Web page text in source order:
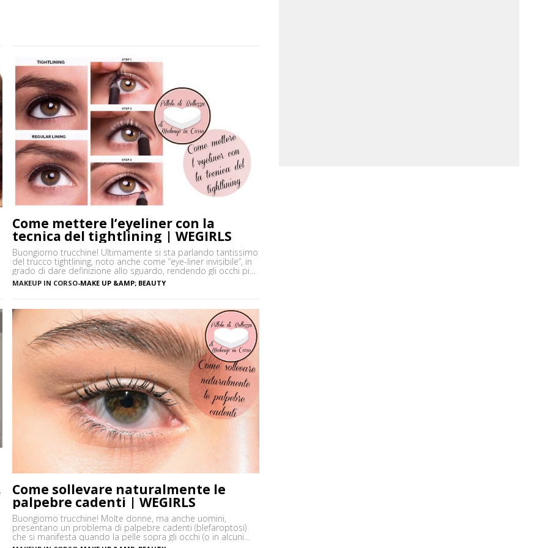
Come mettere l’eyeliner con la
tecnica del tightlining | WEGIRLS
Buongiorno trucchine! Ultimamente si sta parlando tantissimo
del trucco tightlining, noto anche come “eye-liner invisibile“, in
grado di dare definizione allo sguardo, rendendo gli occhi più
espressivi e le ciglia più folte. Ma di cosa si tratta
precisamente? Vediamo insieme cos’è tightlining e come farlo
tightlining […]
MAKEUP IN CORSO-MAKE UP &AMP; BEAUTY
Come sollevare naturalmente le
palpebre cadenti | WEGIRLS
Buongiorno trucchine! Molte donne, ma anche uomini,
presentano un problema di palpebre cadenti (blefaroptosi)
che si manifesta quando la pelle sopra gli occhi (o in alcuni